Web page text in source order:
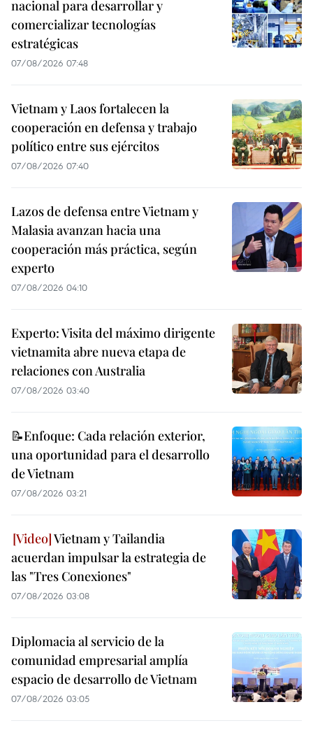
nacional para desarrollar y
comercializar tecnologías
estratégicas
07/08/2026 07:48
Vietnam y Laos fortalecen la
cooperación en defensa y trabajo
político entre sus ejércitos
07/08/2026 07:40
Lazos de defensa entre Vietnam y
Malasia avanzan hacia una
cooperación más práctica, según
experto
07/08/2026 04:10
Experto: Visita del máximo dirigente
vietnamita abre nueva etapa de
relaciones con Australia
07/08/2026 03:40
📝Enfoque: Cada relación exterior,
una oportunidad para el desarrollo
de Vietnam
07/08/2026 03:21
Vietnam y Tailandia
acuerdan impulsar la estrategia de
las "Tres Conexiones"
07/08/2026 03:08
Diplomacia al servicio de la
comunidad empresarial amplía
espacio de desarrollo de Vietnam
07/08/2026 03:05